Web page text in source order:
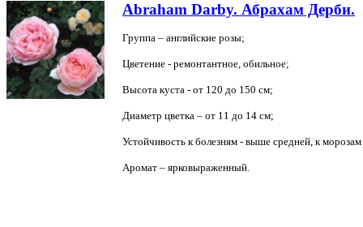
Abraham Darby. Абрахам Дерби.
Группа – английские розы;
Цветение - ремонтантное, обильное;
Высота куста - от 120 до 150 см;
Диаметр цветка – от 11 до 14 см;
Устойчивость к болезням - выше средней, к
Аромат – ярковыраженный.